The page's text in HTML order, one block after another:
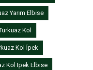
Yarım Elbise
Kol
Kol İpek
Kol İpek Elbise